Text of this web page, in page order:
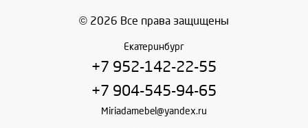
© 2026 Все права защищены
Екатеринбург
+7 952-142-22-55
+7 904-545-94-65
Miriadamebel@yandex.ru